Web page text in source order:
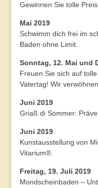
Gewinnen Sie tolle
Mai 2019
Schwimm dich frei im
Baden ohne Limit.
Sonntag, 12. Mai und
Freuen Sie sich auf
Vatertag! Wir
Juni 2019
Griaß di Sommer:
Juni 2019
Kunstausstellung von
Vitarium®.
Freitag, 19. Juli 2019
Mondscheinbaden –